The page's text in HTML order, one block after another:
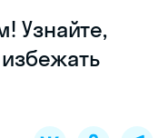
Узнайте,